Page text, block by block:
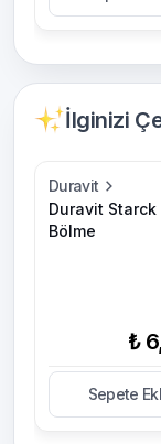
İlginizi
Duravit
Duravit Starck
Bölme
₺
Sepete